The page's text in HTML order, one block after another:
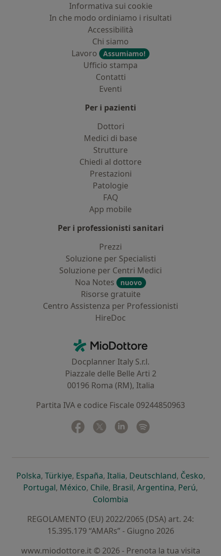
Informativa sui cookie
In che modo ordiniamo i risultati
Accessibilità
Chi siamo
Lavoro
Assumiamo!
Ufficio stampa
Contatti
Eventi
Per i pazienti
Dottori
Medici di base
Strutture
Chiedi al dottore
Prestazioni
Patologie
FAQ
App mobile
Per i professionisti sanitari
Prezzi
Soluzione per Specialisti
Soluzione per Centri Medici
Noa Notes
nuovo
Risorse gratuite
Centro Assistenza per Professionisti
HireDoc
MioDottore - Homepage
Docplanner Italy S.r.l.
Piazzale delle Belle Arti 2
00196 Roma (RM), Italia
Partita IVA e codice Fiscale 09244850963
Facebook
si apre in una nuova scheda
Twitter
si apre in una nuova scheda
Linkedin
si apre in una nuova
Polskasi apre in una nuova scheda
, Türkiyesi apre in una nuova scheda
, Españasi apre in una nuova scheda
, Italiasi apre in una nuova
, Deutschlandsi apre in
, Českosi
,
Portugalsi apre in una nuova scheda
, Méxicosi apre in una nuova scheda
, Chilesi apre in una nuova scheda
, Brasilsi apre in una nuova
, Argentinasi apre in
, Perúsi
,
Colombia
REGOLAMENTO (EU) 2022/2065 (DSA) art. 24:
15.395.179 “AMARs” - Giugno 2026
www.miodottore.it © 2026 - Prenota la tua visita